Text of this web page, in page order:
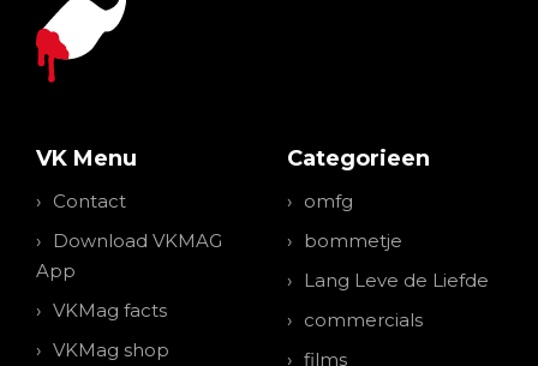
VK Menu
Contact
Download VKMAG
App
VKMag facts
VKMag shop
Categorieen
omfg
bommetje
Lang Leve de Liefde
commercials
films